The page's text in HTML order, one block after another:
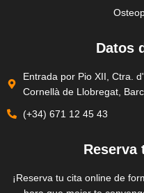
Datos
Entrada por Pio XII, Ctra.
Cornellà de Llobregat,
(+34) 671 12 45 43
Reserva
¡Reserva tu cita online de